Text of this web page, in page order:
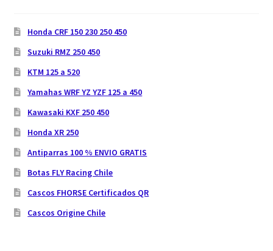
Honda CRF 150 230 250 450
Suzuki RMZ 250 450
KTM 125 a 520
Yamahas WRF YZ YZF 125 a 450
Kawasaki KXF 250 450
Honda XR 250
Antiparras 100 % ENVIO GRATIS
Botas FLY Racing Chile
Cascos FHORSE Certificados QR
Cascos Origine Chile